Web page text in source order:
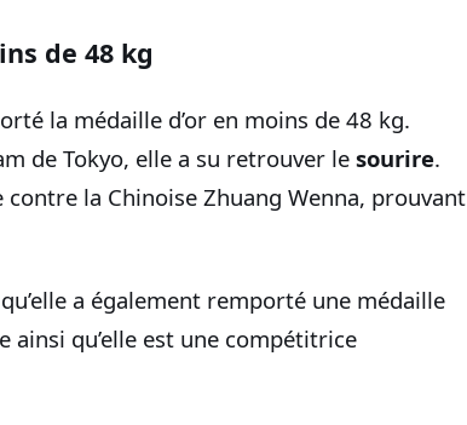
de 48 kg
la médaille d’or en moins de 48 kg.
de Tokyo, elle a su retrouver le sourire.
contre la Chinoise Zhuang Wenna, prouvant
a également remporté une médaille
ainsi qu’elle est une compétitrice